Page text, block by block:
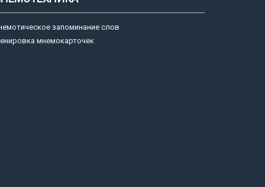
запоминание слов
мнемокарточек